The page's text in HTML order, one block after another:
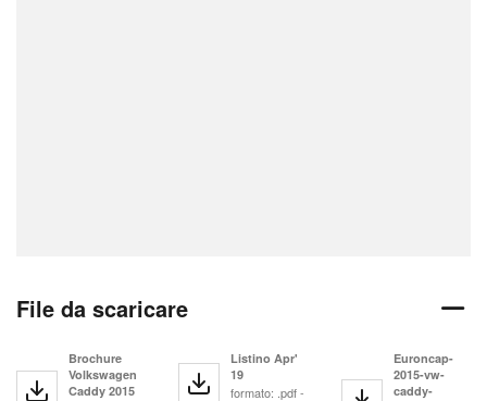
File da scaricare
Brochure
Volkswagen
Caddy 2015
Listino Apr'
19
formato: .pdf -
Euroncap-
2015-vw-
caddy-